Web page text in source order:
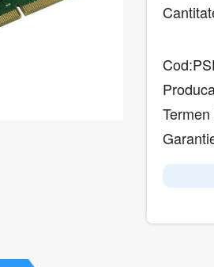
Cod: